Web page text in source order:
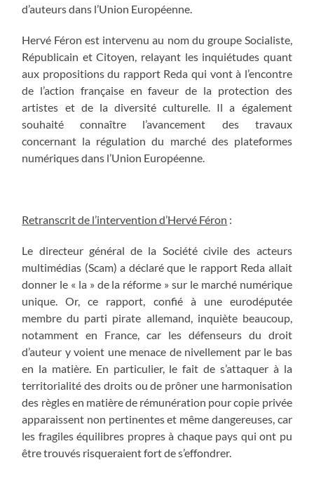
d’auteurs dans l’Union Européenne.
Hervé Féron est intervenu au nom du groupe Socialiste,
Républicain et Citoyen, relayant les inquiétudes quant
aux propositions du rapport Reda qui vont à l’encontre
de l’action française en faveur de la protection des
artistes et de la diversité culturelle. Il a également
souhaité connaître l’avancement des travaux
concernant la régulation du marché des plateformes
numériques dans l’Union Européenne.
Retranscrit de l’intervention d’Hervé Féron :
Le directeur général de la Société civile des acteurs
multimédias (Scam) a déclaré que le rapport Reda allait
donner le « la » de la réforme » sur le marché numérique
unique. Or, ce rapport, confié à une eurodéputée
membre du parti pirate allemand, inquiète beaucoup,
notamment en France, car les défenseurs du droit
d’auteur y voient une menace de nivellement par le bas
en la matière. En particulier, le fait de s’attaquer à la
territorialité des droits ou de prôner une harmonisation
des règles en matière de rémunération pour copie privée
apparaissent non pertinentes et même dangereuses, car
les fragiles équilibres propres à chaque pays qui ont pu
être trouvés risqueraient fort de s’effondrer.